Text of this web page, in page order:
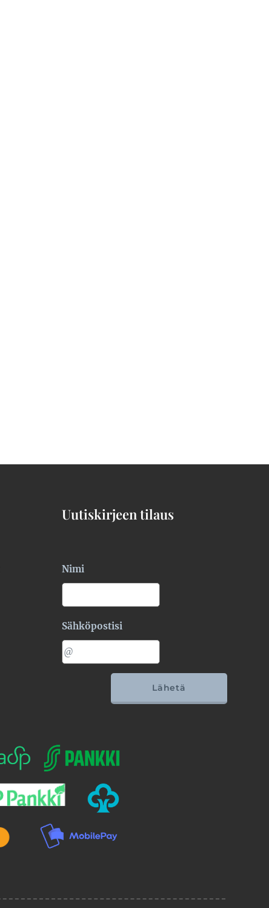
Uutiskirjeen tilaus
Nimi
Sähköpostisi
Lähetä